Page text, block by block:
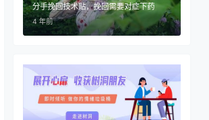
分手挽回技术贴，挽回需要对症下药
4 年前